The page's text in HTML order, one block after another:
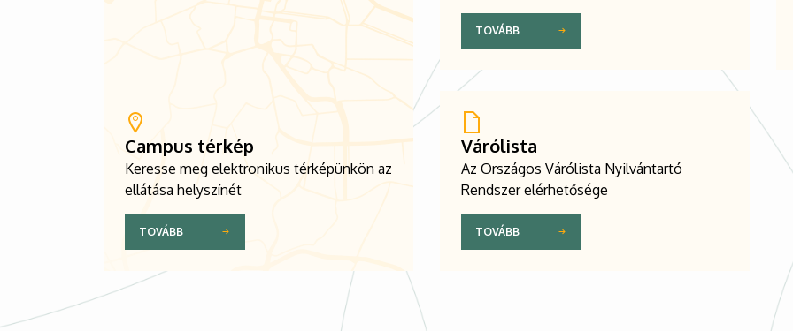
Campus térkép
Keresse meg elektronikus térképünkön az
ellátása helyszínét
TOVÁBB
TOVÁBB
Várólista
Az Országos Várólista Nyilvántartó
Rendszer elérhetősége
TOVÁBB